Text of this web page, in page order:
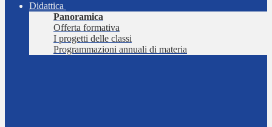
Didattica
Panoramica
Offerta formativa
I progetti delle classi
Programmazioni annuali di materia